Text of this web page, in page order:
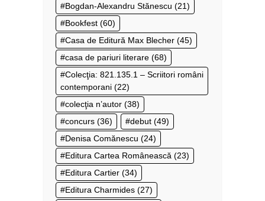
Bogdan-Alexandru Stănescu (21)
Bookfest (60)
Casa de Editură Max Blecher (45)
casa de pariuri literare (68)
Colecţia: 821.135.1 – Scriitori români
contemporani (22)
colecţia n’autor (38)
concurs (36) debut (49)
Denisa Comănescu (24)
Editura Cartea Românească (23)
Editura Cartier (34)
Editura Charmides (27)